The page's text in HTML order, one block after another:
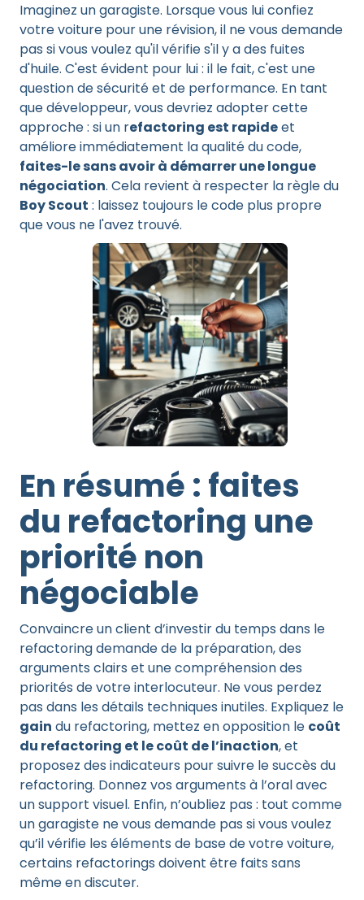
Imaginez un garagiste. Lorsque vous lui confiez
votre voiture pour une révision, il ne vous demande
pas si vous voulez qu'il vérifie s'il y a des fuites
d'huile. C'est évident pour lui : il le fait, c'est une
question de sécurité et de performance. En tant
que développeur, vous devriez adopter cette
approche : si un refactoring est rapideet
améliore immédiatement la qualité du code,
faites-le sans avoir à démarrer une longue
négociation. Cela revient à respecter la règle du
Boy Scout : laissez toujours le code plus propre
que vous ne l'avez trouvé.
En résumé : faites
du refactoring une
priorité non
négociable
Convaincre un client d’investir du temps dans le
refactoring demande de la préparation, des
arguments clairs et une compréhension des
priorités de votre interlocuteur. Ne vous perdez
pas dans les détails techniques inutiles. Expliquez le
gain du refactoring, mettez en opposition le coût
du refactoring et le coût de l’inaction, et
proposez des indicateurs pour suivre le succès du
refactoring. Donnez vos arguments à l’oral avec
un support visuel. Enfin, n’oubliez pas : tout comme
un garagiste ne vous demande pas si vous voulez
qu’il vérifie les éléments de base de votre voiture,
certains refactorings doivent être faits sans
même en discuter.